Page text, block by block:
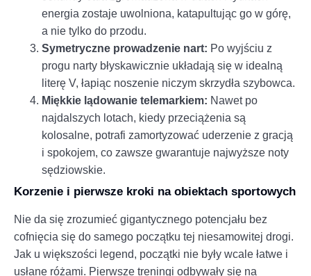
energia zostaje uwolniona, katapultując go w górę,
a nie tylko do przodu.
Symetryczne prowadzenie nart: Po wyjściu z
progu narty błyskawicznie układają się w idealną
literę V, łapiąc noszenie niczym skrzydła szybowca.
Miękkie lądowanie telemarkiem: Nawet po
najdalszych lotach, kiedy przeciążenia są
kolosalne, potrafi zamortyzować uderzenie z gracją
i spokojem, co zawsze gwarantuje najwyższe noty
sędziowskie.
Korzenie i pierwsze kroki na obiektach sportowych
Nie da się zrozumieć gigantycznego potencjału bez
cofnięcia się do samego początku tej niesamowitej drogi.
Jak u większości legend, początki nie były wcale łatwe i
usłane różami. Pierwsze treningi odbywały się na